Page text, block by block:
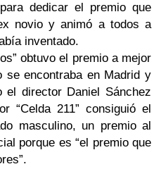
dedicar el premio que
novio y animó a todos a
inventado.
obtuvo el premio a mejor
se encontraba en Madrid y
director Daniel Sánchez
“Celda 211” consiguió el
masculino, un premio al
porque es “el premio que